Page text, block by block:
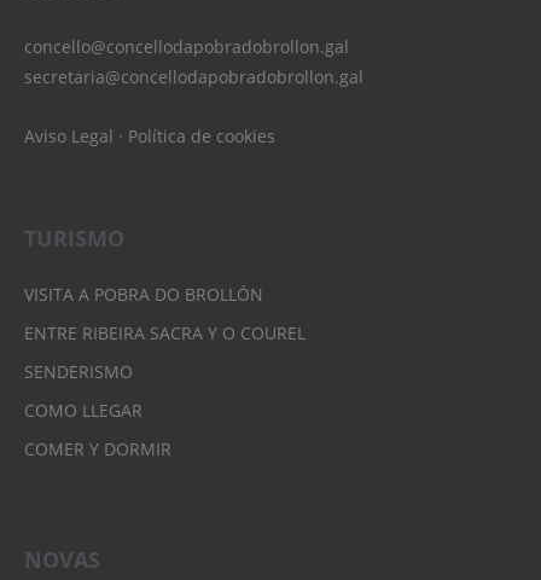
concello@concellodapobradobrollon.gal
secretaria@concellodapobradobrollon.gal
Aviso Legal · Política de cookies
TURISMO
VISITA A POBRA DO BROLLÓN
ENTRE RIBEIRA SACRA Y O COUREL
SENDERISMO
COMO LLEGAR
COMER Y DORMIR
NOVAS